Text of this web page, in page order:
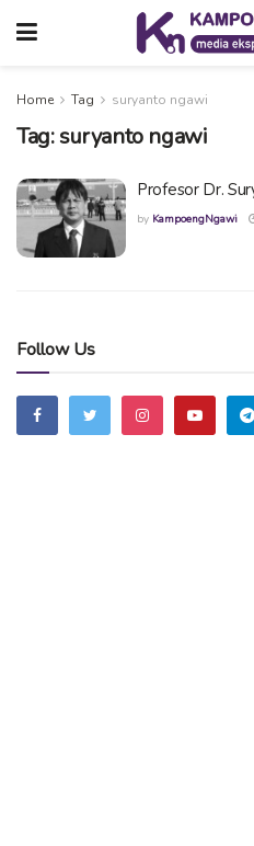
Home Tag suryanto ngawi
Tag:suryanto ngawi
Profesor Dr.
by KampoengNgawi
Follow Us